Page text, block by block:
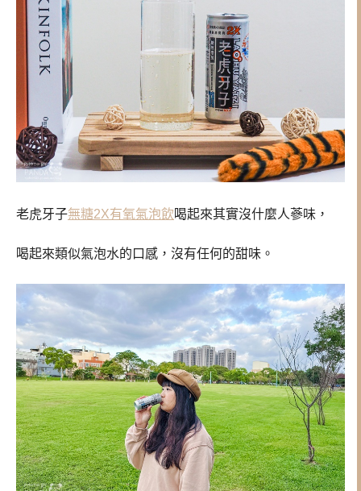
老虎牙子無糖2X有氧氣泡飲喝起來其實沒什麼人蔘味，
喝起來類似氣泡水的口感，沒有任何的甜味。